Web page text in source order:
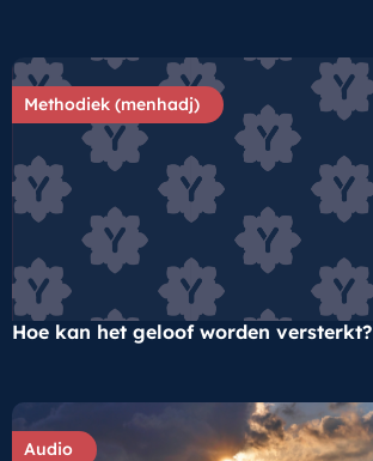
Methodiek (menhadj)
Hoe kan het geloof worden versterkt?
Audio